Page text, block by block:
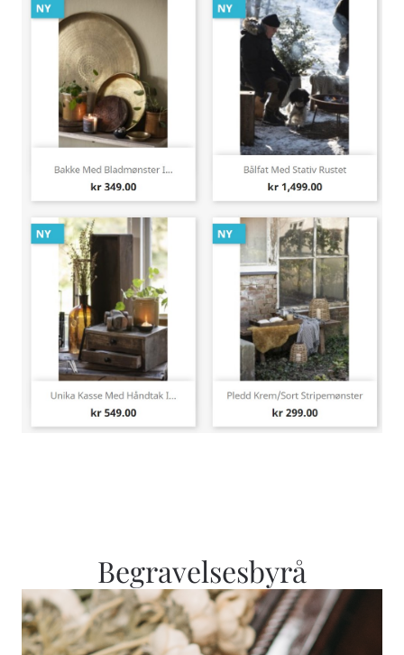
Begravelsesbyrå